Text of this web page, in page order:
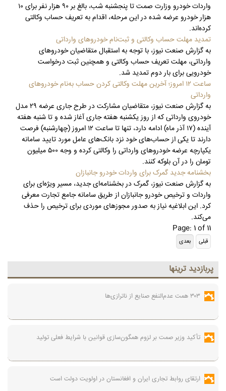
واردات خودرو وزارت صمت تا پنجشنبه شب، بالغ بر ٩٠ هزار نفر برای ١٠
هزار خودرو عرضه شده در این مرحله، اقدام به تعریف حساب وکالتی
کرده‌اند.
تمدید مهلت حساب وکالتی و ثبت‌نام خودروهای وارداتی
به گزارش صنعت نیوز، با توجه به استقبال متقاضیان خودروهای
وارداتی، مهلت تعریف حساب وکالتی و همچنین ثبت درخواست
خودرویی برای بار دوم تمدید شد.
ساعت ١٢ امروز؛ آخرین مهلت وکالتی کردن حساب به‌نام خودروهای
وارداتی
به گزارش صنعت نیوز، متقاضیان مشارکت در طرح جاری عرضه ٢٩ مدل
خودروی وارداتی که از روز یکشنبه هفته جاری آغاز شده و تا شنبه هفته
آینده (١٧ آذر ماه) ادامه دارد، تنها تا ساعت ١٢ امروز (چهارشنبه) فرصت
دارند تا یکی از حساب‌های خود نزد بانک‌های عامل مورد تایید سامانه
یکپارچه عرضه خودروهای وارداتی را وکالتی کرده و وجه ۵٠٠ میلیون
تومان را در آن بلوکه کنند.
بخشنامه جدید گمرک برای واردات خودرو جانبازان
به گزارش صنعت نیوز، گمرک در بخشنامه‌ای جدید، مسیر ویژه‌ای برای
واردات و ترخیص خودرو جانبازان از طریق سامانه جامع تجارت معرفی
کرد. این ابلاغیه نیاز به صدور مجوزهای موردی برای ترخیص را حذف
می‌کند.
Page: 1 of 11
پربازديد ترينها
۳۰۳ همت عدم‌النفع صنایع از ناترازی‌ها
تأکید وزیر صمت بر لزوم همگون‌سازی قوانین با شرایط فعلی تولید
ارتقای روابط تجاری ایران و افغانستان در اولویت دولت است